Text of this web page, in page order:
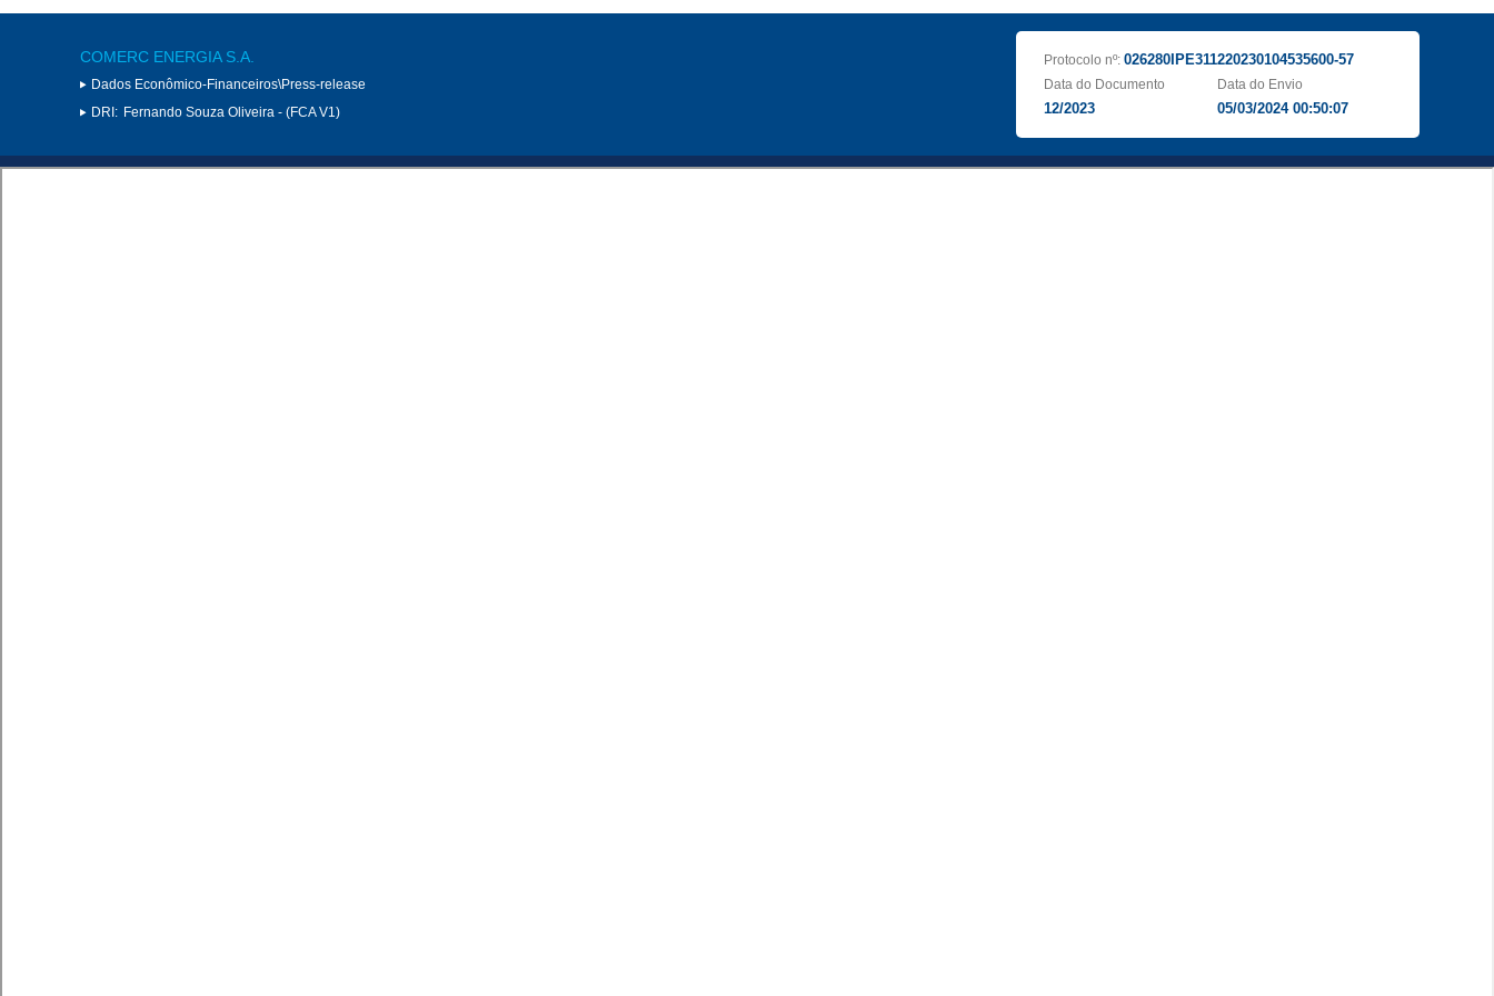
COMERC ENERGIA S.A.
Dados Econômico-Financeiros\Press-release
DRI: Fernando Souza Oliveira - (FCA V1)
Protocolo nº: 026280IPE311220230104535600-57
Data do Documento
12/2023
Data do Envio
05/03/2024 00:50:07